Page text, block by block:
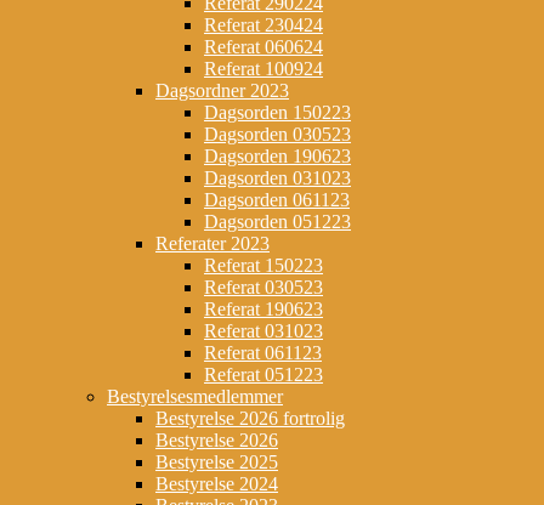
Referat 230424
Referat 060624
Referat 100924
Dagsordner 2023
Dagsorden 150223
Dagsorden 030523
Dagsorden 190623
Dagsorden 031023
Dagsorden 061123
Dagsorden 051223
Referater 2023
Referat 150223
Referat 030523
Referat 190623
Referat 031023
Referat 061123
Referat 051223
Bestyrelsesmedlemmer
Bestyrelse 2026 fortrolig
Bestyrelse 2026
Bestyrelse 2025
Bestyrelse 2024